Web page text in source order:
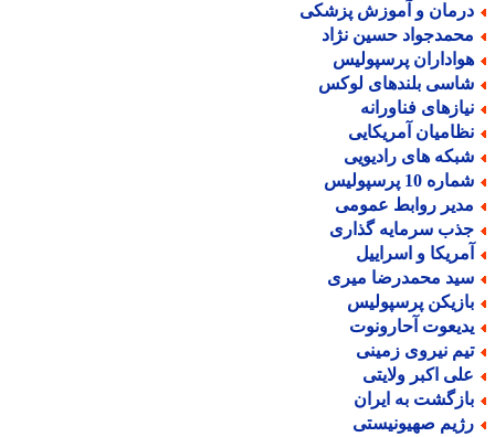
و آموزش پزشکی
حسین نژاد
پرسپولیس
بلندهای لوکس
فناورانه
آمریکایی
های رادیویی
10 پرسپولیس
روابط عمومی
سرمایه گذاری
و اسراییل
محمدرضا میری
پرسپولیس
آحارونوت
نیروی زمینی
اکبر ولایتی
به ایران
صهیونیستی